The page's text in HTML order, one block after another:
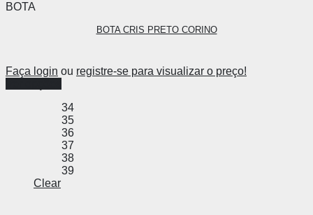
BOTA
BOTA CRIS PRETO CORINO
Faça login ou registre-se para visualizar o preço!
34
35
36
37
38
39
Clear